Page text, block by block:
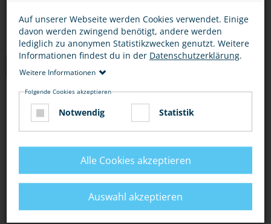
Angst und Unbehagen einfach mit einem
selbstbewussten "Nein" ausdrücken.
Direkte Kritik am Fahrstil und an der Kompetenz
Auf unserer Webseite werden Cookies verwendet. Einige
davon werden zwingend benötigt, andere werden
lediglich zu anonymen Statistikzwecken genutzt. Weitere
Informationen findest du in der Datenschutzerklärung.
Weitere Informationen
Folgende Cookies akzeptieren
Notwendig Statistik
Alle Cookies akzeptieren
Auswahl akzeptieren